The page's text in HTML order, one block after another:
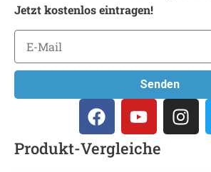
Jetzt kostenlos eintragen!
Senden
Produkt-Vergleiche